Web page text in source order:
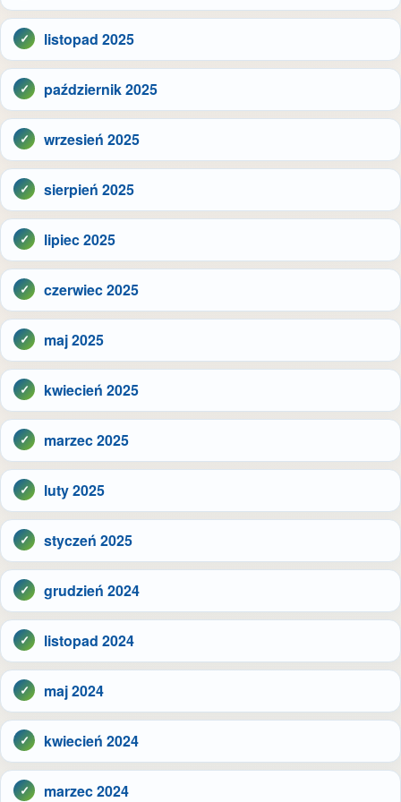
listopad 2025
październik 2025
wrzesień 2025
sierpień 2025
lipiec 2025
czerwiec 2025
maj 2025
kwiecień 2025
marzec 2025
luty 2025
styczeń 2025
grudzień 2024
listopad 2024
maj 2024
kwiecień 2024
marzec 2024